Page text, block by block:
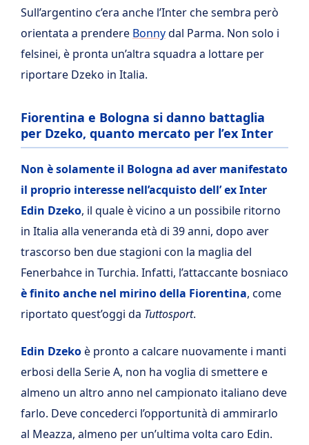
Sull’argentino c’era anche l’Inter che sembra però
orientata a prendere Bonnydal Parma. Non solo i
felsinei, è pronta un’altra squadra a lottare per
riportare Dzeko in Italia.
Fiorentina e Bologna si danno battaglia
per Dzeko, quanto mercato per l’ex Inter
Non è solamente il Bologna ad aver manifestato
il proprio interesse nell’acquisto dell’ ex Inter
Edin Dzeko, il quale è vicino a un possibile ritorno
in Italia alla veneranda età di 39 anni, dopo aver
trascorso ben due stagioni con la maglia del
Fenerbahce in Turchia. Infatti, l’attaccante bosniaco
è finito anche nel mirino della Fiorentina, come
riportato quest’oggi da Tuttosport.
Edin Dzekoè pronto a calcare nuovamente i manti
erbosi della Serie A, non ha voglia di smettere e
almeno un altro anno nel campionato italiano deve
farlo. Deve concederci l’opportunità di ammirarlo
al Meazza, almeno per un’ultima volta caro Edin.